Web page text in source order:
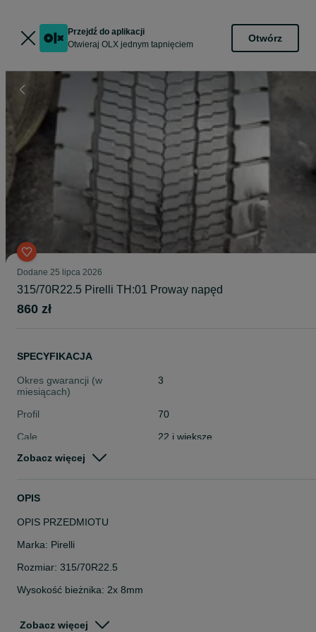
Przejdź do aplikacji
Otwieraj OLX jednym tapnięciem
Otwórz
Dodane 25 lipca 2026
315/70R22.5 Pirelli TH:01 Proway napęd
860 zł
SPECYFIKACJA
Okres gwarancji (w
miesiącach)
3
Profil
70
Cale
22 i większe
Stan
Pojazd
Szerokość
Zobacz więcej
OPIS
OPIS PRZEDMIOTU
Marka: Pirelli
Rozmiar: 315/70R22.5
Wysokość bieżnika: 2x 8mm
Podana cena brutto za sztukę. Dostępne dwie sztuki z tego
Zobacz więcej